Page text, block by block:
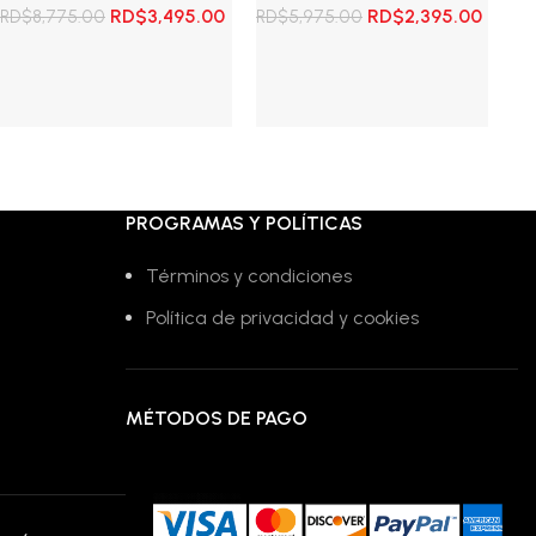
RD$8,775.00 El
RD$3,495.00El
RD$5,975.00 El
RD$2,395.00El
PROGRAMAS Y POLÍTICAS
Términos y condiciones
Política de privacidad y cookies
MÉTODOS DE PAGO